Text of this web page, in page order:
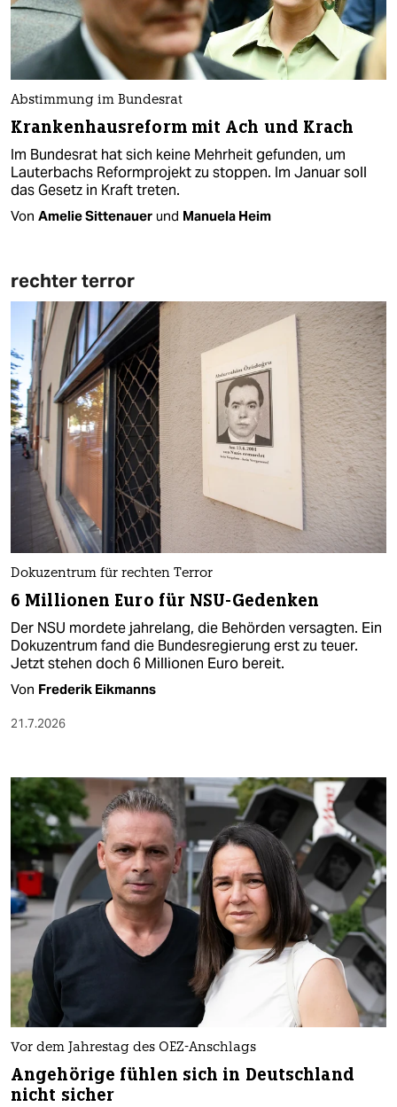
Abstimmung im Bundesrat
Krankenhausreform mit Ach und Krach
Im Bundesrat hat sich keine Mehrheit gefunden, um
Lauterbachs Reformprojekt zu stoppen. Im Januar soll
das Gesetz in Kraft treten.
Von Amelie Sittenauer und Manuela Heim
rechter terror
Dokuzentrum für rechten Terror
6 Millionen Euro für NSU-Gedenken
Der NSU mordete jahrelang, die Behörden versagten. Ein
Dokuzentrum fand die Bundesregierung erst zu teuer.
Jetzt stehen doch 6 Millionen Euro bereit.
Von Frederik Eikmanns
21.7.2026
Vor dem Jahrestag des OEZ-Anschlags
Angehörige fühlen sich in Deutschland
nicht sicher